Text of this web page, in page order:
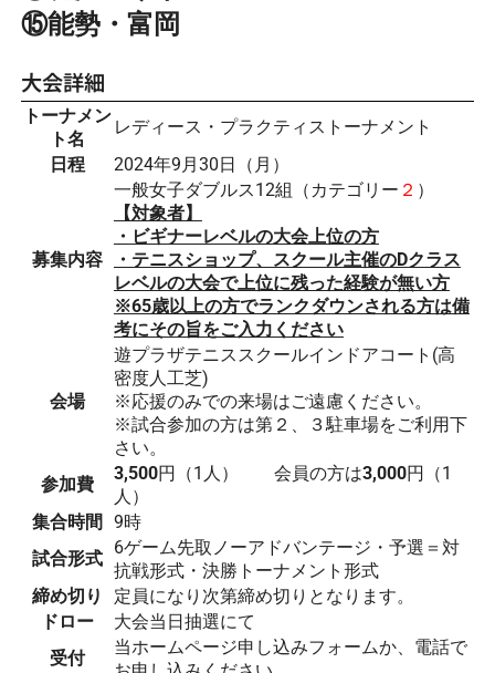
⑮能勢・富岡
大会詳細
トーナメン
ト名
レディース・プラクティストーナメント
日程
2024年9月30日（月）
募集内容
一般女子ダブルス12組（カテゴリー ２ ）
【対象者】
・ビギナーレベルの大会上位の方
・テニスショップ、スクール主催のDクラス
レベルの大会で上位に残った経験が無い方
※65歳以上の方でランクダウンされる方は備
考にその旨をご入力ください
会場
遊プラザテニススクールインドアコート(高
密度人工芝)
※応援のみでの来場はご遠慮ください。
※試合参加の方は第２、３駐車場をご利用下
さい。
参加費
3,500円（1人） 会員の方は3,000円（1
人）
集合時間
9時
試合形式
6ゲーム先取ノーアドバンテージ・予選＝対
抗戦形式・決勝トーナメント形式
締め切り
定員になり次第締め切りとなります。
ドロー
大会当日抽選にて
受付
当ホームページ申し込みフォームか、電話で